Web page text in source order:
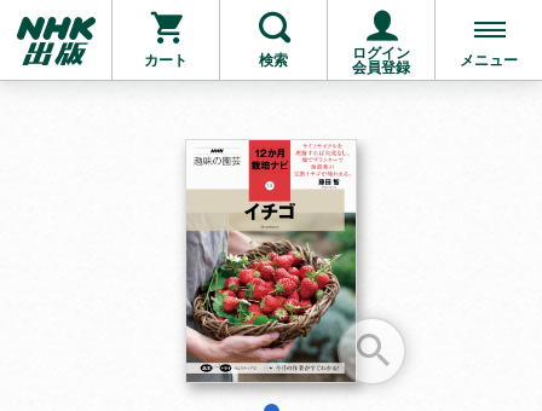
カート 検索
ログイン
会員登録
メニュー
お支払いに進む
他にも商品を買う